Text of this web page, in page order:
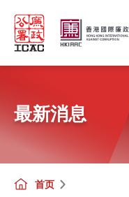
最新消息
首页